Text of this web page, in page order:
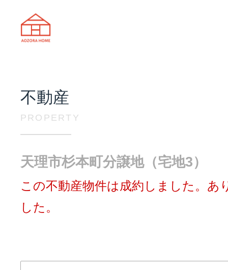
不動産
PROPERTY
天理市杉本町分譲地（宅地3）
この不動産物件は成約しました。あ
した。